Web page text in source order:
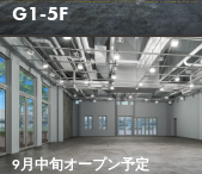
G1-5F
9月中旬オープン予定